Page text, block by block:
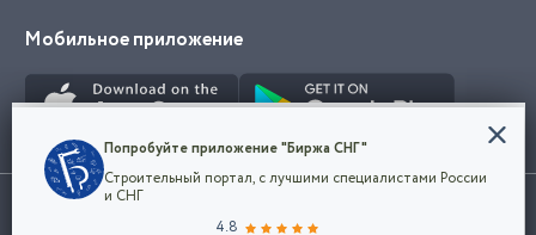
Мобильное приложение
Использование сайта, в том числе подача объявлений, означает
Конфиденциальность
Мы используем файлы cookie, чтобы сделать
наш сайт удобным для каждого
Попробуйте приложение "Биржа СНГ"
Строительный портал, с лучшими специалистами России
и СНГ
4.8